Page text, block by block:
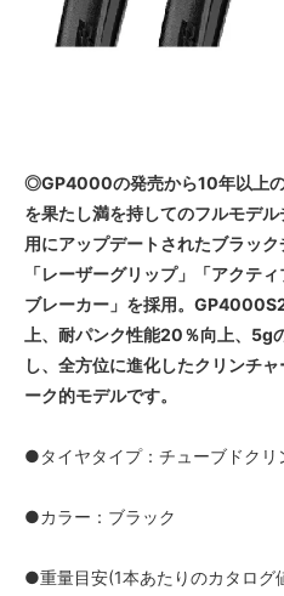
◎GP4000の発売から10年以上
を果たし満を持してのフルモデ
用にアップデートされたブラック
「レーザーグリップ」「アクテ
ブレーカー」を採用。
上、耐パンク性能20％向上、
し、全方位に進化したクリンチ
ーク的モデルです。
●タイヤタイプ：チューブドクリ
●カラー：ブラック
●重量目安(1本あたりのカタログ